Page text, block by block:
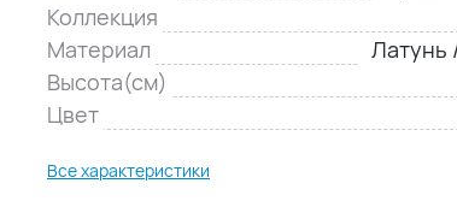
Коллекция
Материал
Латунь
Высота(см)
Цвет
Все характеристики